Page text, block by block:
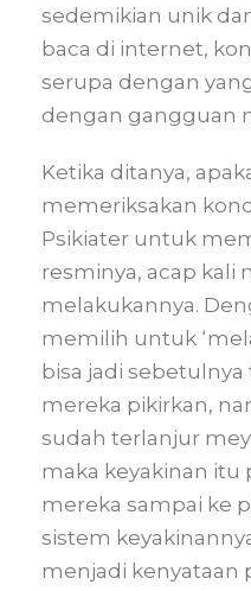
sedemikian unik
baca di internet,
serupa dengan
dengan gangguan
Ketika ditanya,
memeriksakan
Psikiater untuk
resminya, acap kali
melakukannya.
memilih untuk
bisa jadi sebetulnya
mereka pikirkan,
sudah terlanjur
maka keyakinan
mereka sampai ke
sistem
menjadi kenyataan